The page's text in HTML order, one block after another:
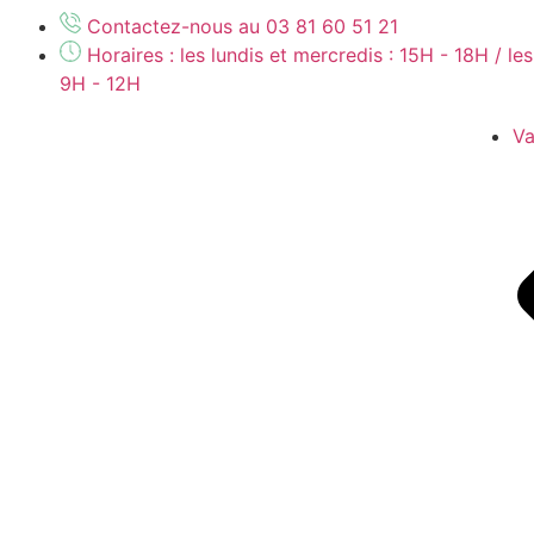
Contactez-nous au 03 81 60 51 21
Horaires : les lundis et mercredis : 15H - 18H /
9H - 12H